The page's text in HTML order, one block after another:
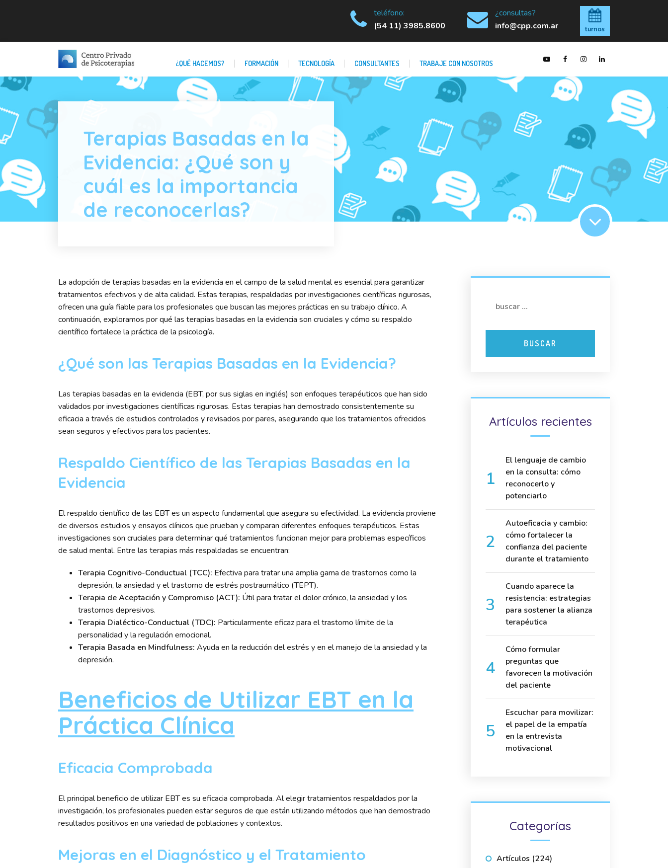
teléfono:
(54 11) 3985.8600
¿consultas?
info@cpp.com.ar
turnos
¿QUÉ HACEMOS? FORMACIÓN TECNOLOGÍA CONSULTANTES TRABAJE CON NOSOTROS
Terapias Basadas en la
Evidencia: ¿Qué son y
cuál es la importancia
de reconocerlas?
La adopción de terapias basadas en la evidencia en el campo de la salud mental es esencial para garantizar
tratamientos efectivos y de alta calidad. Estas terapias, respaldadas por investigaciones científicas rigurosas,
ofrecen una guía fiable para los profesionales que buscan las mejores prácticas en su trabajo clínico. A
continuación, exploramos por qué las terapias basadas en la evidencia son cruciales y cómo su respaldo
científico fortalece la práctica de la psicología.
¿Qué son las Terapias Basadas en la Evidencia?
Las terapias basadas en la evidencia (EBT, por sus siglas en inglés) son enfoques terapéuticos que han sido
validados por investigaciones científicas rigurosas. Estas terapias han demostrado consistentemente su
eficacia a través de estudios controlados y revisados por pares, asegurando que los tratamientos ofrecidos
sean seguros y efectivos para los pacientes.
Respaldo Científico de las Terapias Basadas en la
Evidencia
El respaldo científico de las EBT es un aspecto fundamental que asegura su efectividad. La evidencia proviene
de diversos estudios y ensayos clínicos que prueban y comparan diferentes enfoques terapéuticos. Estas
investigaciones son cruciales para determinar qué tratamientos funcionan mejor para problemas específicos
de salud mental. Entre las terapias más respaldadas se encuentran:
Terapia Cognitivo-Conductual (TCC): Efectiva para tratar una amplia gama de trastornos como la
depresión, la ansiedad y el trastorno de estrés postraumático (TEPT).
Terapia de Aceptación y Compromiso (ACT): Útil para tratar el dolor crónico, la ansiedad y los
trastornos depresivos.
Terapia Dialéctico-Conductual (TDC): Particularmente eficaz para el trastorno límite de la
personalidad y la regulación emocional.
Terapia Basada en Mindfulness: Ayuda en la reducción del estrés y en el manejo de la ansiedad y la
depresión.
Beneficios de Utilizar EBT en la
Práctica Clínica
Eficacia Comprobada
El principal beneficio de utilizar EBT es su eficacia comprobada. Al elegir tratamientos respaldados por la
investigación, los profesionales pueden estar seguros de que están utilizando métodos que han demostrado
resultados positivos en una variedad de poblaciones y contextos.
Mejoras en el Diagnóstico y el Tratamiento
Artículos recientes
El lenguaje de cambio
en la consulta: cómo
reconocerlo y
potenciarlo
Autoeficacia y cambio:
cómo fortalecer la
confianza del paciente
durante el tratamiento
Cuando aparece la
resistencia: estrategias
para sostener la alianza
terapéutica
Cómo formular
preguntas que
favorecen la motivación
del paciente
Escuchar para movilizar:
el papel de la empatía
en la entrevista
motivacional
Categorías
Artículos (224)